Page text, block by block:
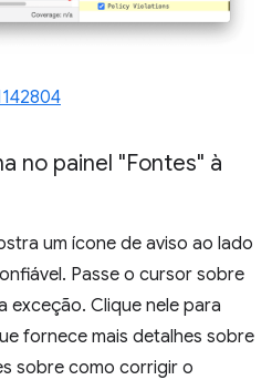
no painel "Fontes" à
um ícone de aviso ao lado
Passe o cursor sobre
exceção. Clique nele para
fornece mais detalhes sobre
sobre como corrigir o